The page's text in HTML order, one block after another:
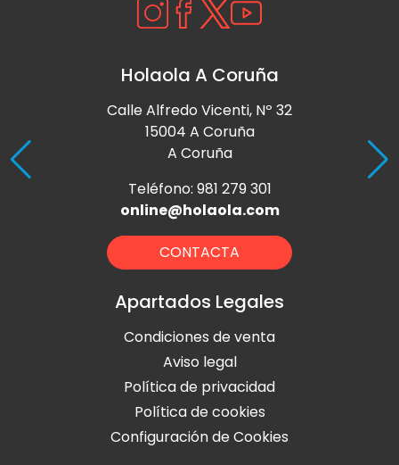
Holaola A Coruña
Calle Alfredo Vicenti, Nº 32
15004 A Coruña
A Coruña
Teléfono: 981 279 301
online@holaola.com
CONTACTA
Apartados Legales
Condiciones de venta
Aviso legal
Política de privacidad
Política de cookies
Configuración de Cookies